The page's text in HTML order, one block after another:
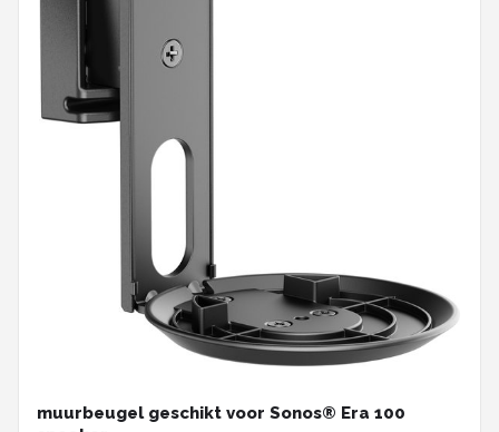
muurbeugel geschikt voor Sonos® Era 100